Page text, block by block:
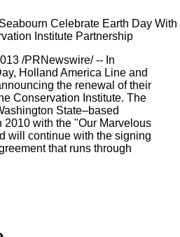
Celebrate Earth Day With
Institute Partnership
/PRNewswire/ -- In
Holland America Line and
the renewal of their
Conservation Institute. The
State–based
with the "Our Marvelous
will continue with the signing
that runs through